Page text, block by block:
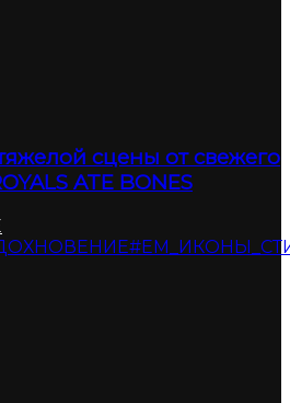
сцены от свежего
ATE BONES